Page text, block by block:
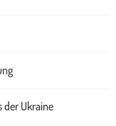
Ukraine